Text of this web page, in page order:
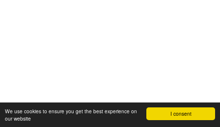
I consent
We use cookies to ensure you get the best experience on
our website